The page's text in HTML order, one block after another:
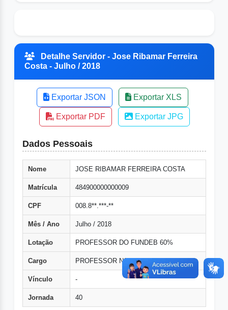
Detalhe Servidor - Jose Ribamar Ferreira
Costa - Julho / 2018
Exportar JSON Exportar XLS
Exportar PDF Exportar JPG
Dados Pessoais
Nome JOSE RIBAMAR FERREIRA COSTA
Matrícula 484900000000009
CPF 008.8**.***-**
Mês / Ano Julho / 2018
Lotação PROFESSOR DO FUNDEB 60%
Cargo PROFESSOR NSCA
Vínculo -
Jornada 40